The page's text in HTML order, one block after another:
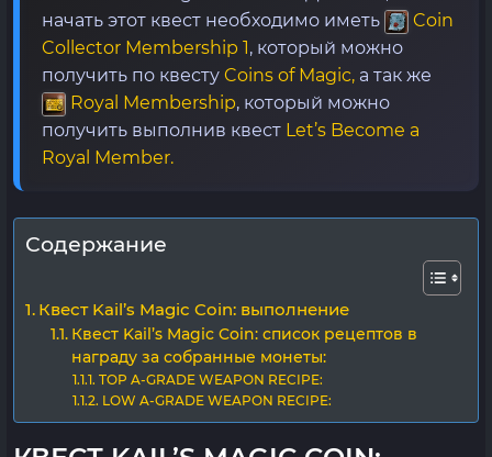
начать этот квест необходимо иметь
Coin
Collector Membership 1, который можно
получить по квесту Coins of Magic, а так же
Royal Membership, который можно
получить выполнив квест Let’s Become a
Royal Member.
Содержание
Квест Kail’s Magic Coin: выполнение
Квест Kail’s Magic Coin: список рецептов в
награду за собранные монеты:
TOP A-GRADE WEAPON RECIPE:
LOW A-GRADE WEAPON RECIPE: